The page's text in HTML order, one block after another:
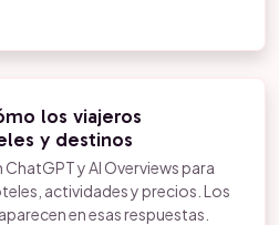
los viajeros
y destinos
ChatGPT y AI Overviews para
actividades y precios. Los
en esas respuestas.